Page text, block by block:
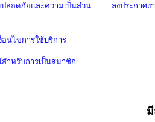
ลอดภัยและความเป็นส่วน
อนไขการใช้บริการ
ำหรับการเป็นสมาชิก
ลงประกาศง